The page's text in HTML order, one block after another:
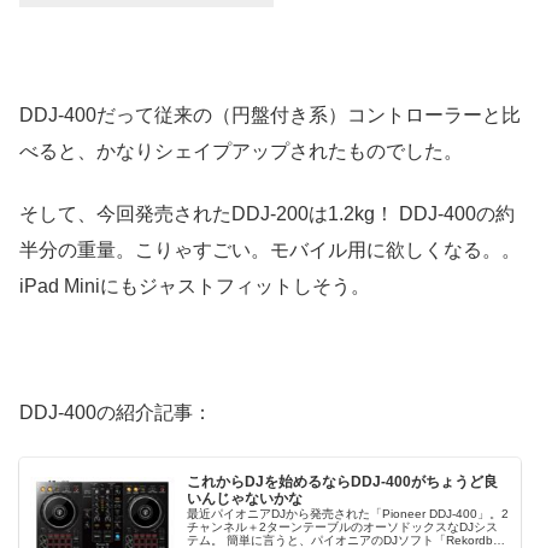
DDJ-400だって従来の（円盤付き系）コントローラーと比
べると、かなりシェイプアップされたものでした。
そして、今回発売されたDDJ-200は1.2kg！ DDJ-400の約
半分の重量。こりゃすごい。モバイル用に欲しくなる。。
iPad Miniにもジャストフィットしそう。
DDJ-400の紹介記事：
これからDJを始めるならDDJ-400がちょうど良
いんじゃないかな
最近パイオニアDJから発売された「Pioneer DDJ-400」。2
チャンネル＋2ターンテーブルのオーソドックスなDJシス
テム。 簡単に言うと、パイオニアのDJソフト「Rekordbox